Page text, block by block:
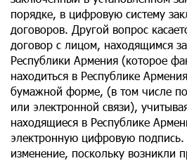
порядке, в цифровую систему
договоров. Другой вопрос
договор с лицом, находящимся
Республики Армения (которое
находиться в Республике
бумажной форме, (в том числе
или электронной связи),
находящиеся в Республике
электронную цифровую подпись.
изменение, поскольку возникли